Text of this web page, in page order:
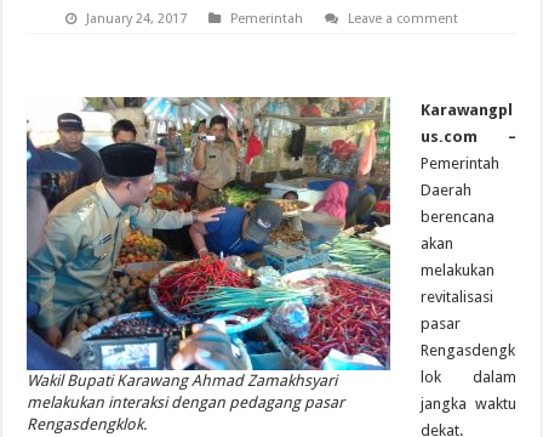
January 24, 2017 Pemerintah Leave a comment
Wakil Bupati Karawang Ahmad Zamakhsyari
melakukan interaksi dengan pedagang pasar
Rengasdengklok.
Karawangpl
us.com –
Pemerintah
Daerah
berencana
akan
melakukan
revitalisasi
pasar
Rengasdengk
lok dalam
jangka waktu
dekat.